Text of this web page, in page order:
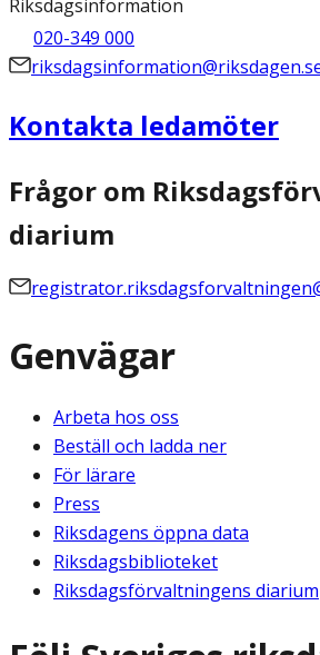
Riksdagsinformation
020-349 000
Kontakta ledamöter
Frågor om
diarium
Genvägar
Arbeta hos oss
Beställ och ladda ner
För lärare
Press
Riksdagens öppna data
Riksdagsbiblioteket
Riksdagsförvaltningens diarium